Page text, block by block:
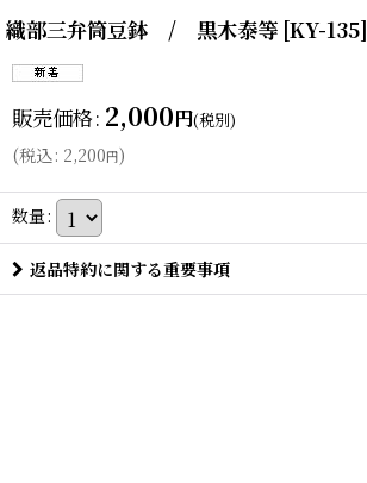
織部三弁筒豆鉢 / 黒木泰等 [KY-135]
販売価格: 2,000円(税別)
(税込: 2,200円)
数量:
返品特約に関する重要事項